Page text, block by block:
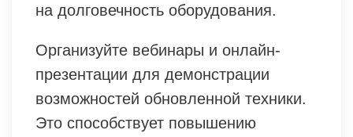
на долговечность оборудования.
Организуйте вебинары и онлайн-
презентации для демонстрации
возможностей обновленной техники.
Это способствует повышению